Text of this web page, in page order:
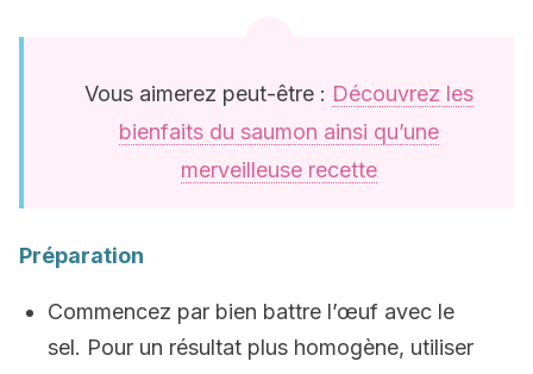
Vous aimerez peut-être : Découvrez les
bienfaits du saumon ainsi qu’une
merveilleuse recette
Préparation
Commencez par bien battre l’œuf avec le
sel. Pour un résultat plus homogène, utiliser